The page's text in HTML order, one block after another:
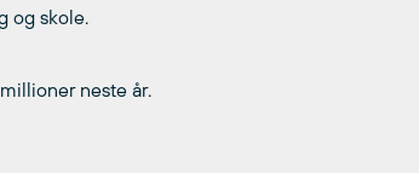
og skole.
neste år.